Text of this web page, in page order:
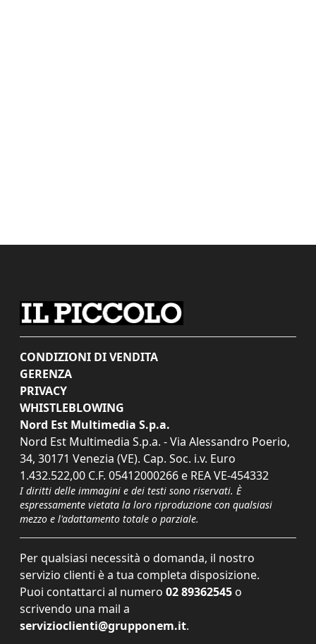
CONDIZIONI DI VENDITA
GERENZA
PRIVACY
WHISTLEBLOWING
Nord Est Multimedia S.p.a.
Nord Est Multimedia S.p.a. - Via Alessandro Poerio,
34, 30171 Venezia (VE). Cap. Soc. i.v. Euro
1.432.522,00 C.F. 05412000266 e REA VE-454332
I diritti delle immagini e dei testi sono riservati. È
espressamente vietata la loro riproduzione con qualsiasi
mezzo e l'adattamento totale o parziale.
Per qualsiasi necessità o domanda, il nostro
servizio clienti è a tua completa disposizione.
Puoi contattarci al numero 02 89362545 o
scrivendo una mail a
servizioclienti@grupponem.it.